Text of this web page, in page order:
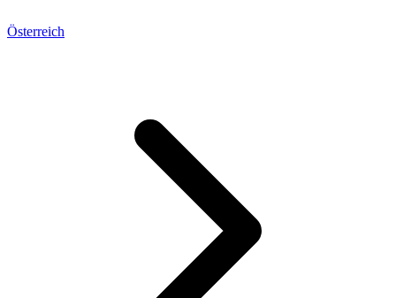
Österreich